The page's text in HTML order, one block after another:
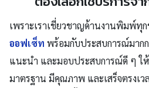
เพราะเราเชี่ยวชาญด้านงานพิมพ์ทุ
ออฟเซ็ท พร้อมกับประสบการณ์มาก
แนะนำ และมอบประสบการณ์ดี ๆ ใ
มาตรฐาน มีคุณภาพ และเสร็จตรงเว